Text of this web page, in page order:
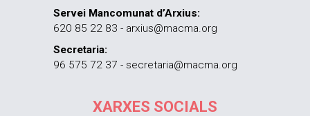
Servei Mancomunat d’Arxius:
620 85 22 83 - arxius@macma.org
Secretaria:
96 575 72 37 - secretaria@macma.org
XARXES SOCIALS